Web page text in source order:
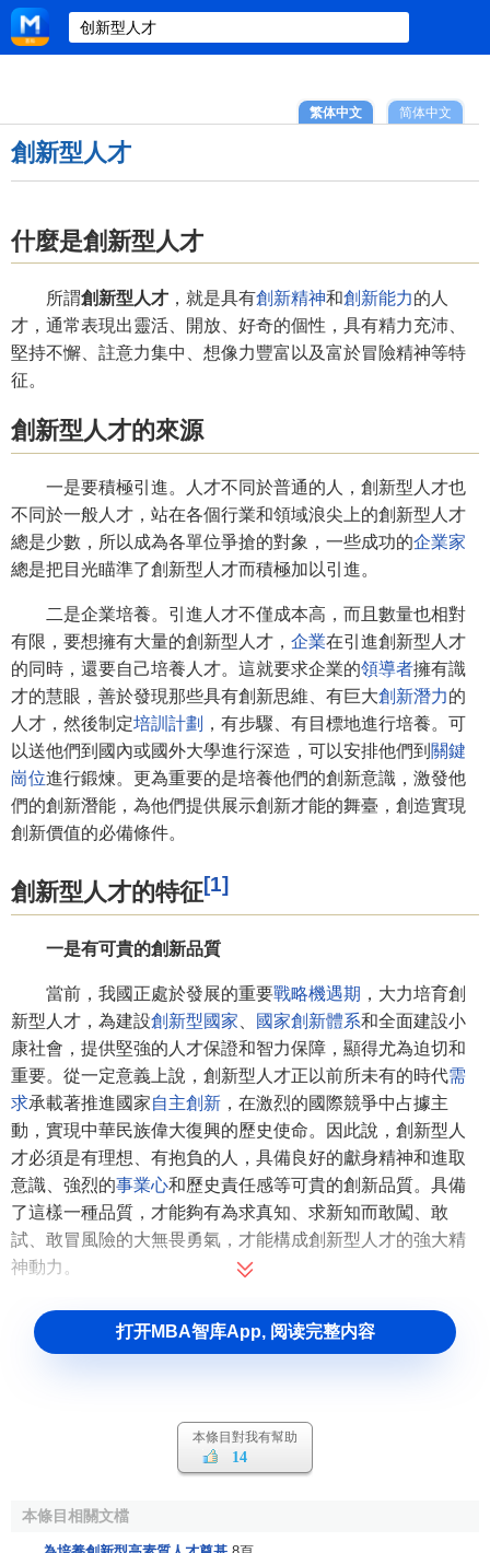
简体中文
繁体中文
創新型人才
什麼是創新型人才
所謂創新型人才 ，就是具有創新精神和創新能力的人
才，通常表現出靈活、開放、好奇的個性，具有精力充沛、
堅持不懈、註意力集中、想像力豐富以及富於冒險精神等特
征。
創新型人才的來源
一是要積極引進。人才不同於普通的人，創新型人才也
不同於一般人才，站在各個行業和領域浪尖上的創新型人才
總是少數，所以成為各單位爭搶的對象，一些成功的企業家
總是把目光瞄準了創新型人才而積極加以引進。
二是企業培養。引進人才不僅成本高，而且數量也相對
有限，要想擁有大量的創新型人才， 企業在引進創新型人才
的同時，還要自己培養人才。這就要求企業的領導者擁有識
才的慧眼，善於發現那些具有創新思維、有巨大創新潛力的
人才，然後制定培訓計劃 ，有步驟、有目標地進行培養。可
以送他們到國內或國外大學進行深造，可以安排他們到 關鍵
崗位進行鍛煉。更為重要的是培養他們的創新意識，激發他
們的創新潛能，為他們提供展示創新才能的舞臺，創造實現
創新價值的必備條件。
創新型人才的特征[1]
一是有可貴的創新品質
當前，我國正處於發展的重要戰略機遇期 ，大力培育創
新型人才，為建設創新型國家 國家創新體系和全面建設小
康社會，提供堅強的人才保證和智力保障，顯得尤為迫切和
重要。從一定意義上說，創新型人才正以前所未有的時代需
求承載著推進國家自主創新 ，在激烈的國際競爭中占據主
動，實現中華民族偉大復興的歷史使命。因此說，創新型人
才必須是有理想、有抱負的人，具備良好的獻身精神和進取
意識、強烈的事業心和歷史責任感等可貴的創新品質。具備
了這樣一種品質，才能夠有為求真知、求新知而敢闖、敢
試、敢冒風險的大無畏勇氣，才能構成創新型人才的強大精
神動力。
二是有堅韌的創新意志
創新是一個探索未知領域和對已知領域進行破舊立新的
困難。因此，創新型人才每前進一步都是
堅忍不拔的毅力，為了既定的目標必須始終不懈地進行奮
退卻，犧牲個人利益
暴自棄，不輕言放棄。只有具備了這樣的創新意志，才能不
打开MBA智库App, 阅读完整内容
本條目對我有幫助
14
本條目相關文檔